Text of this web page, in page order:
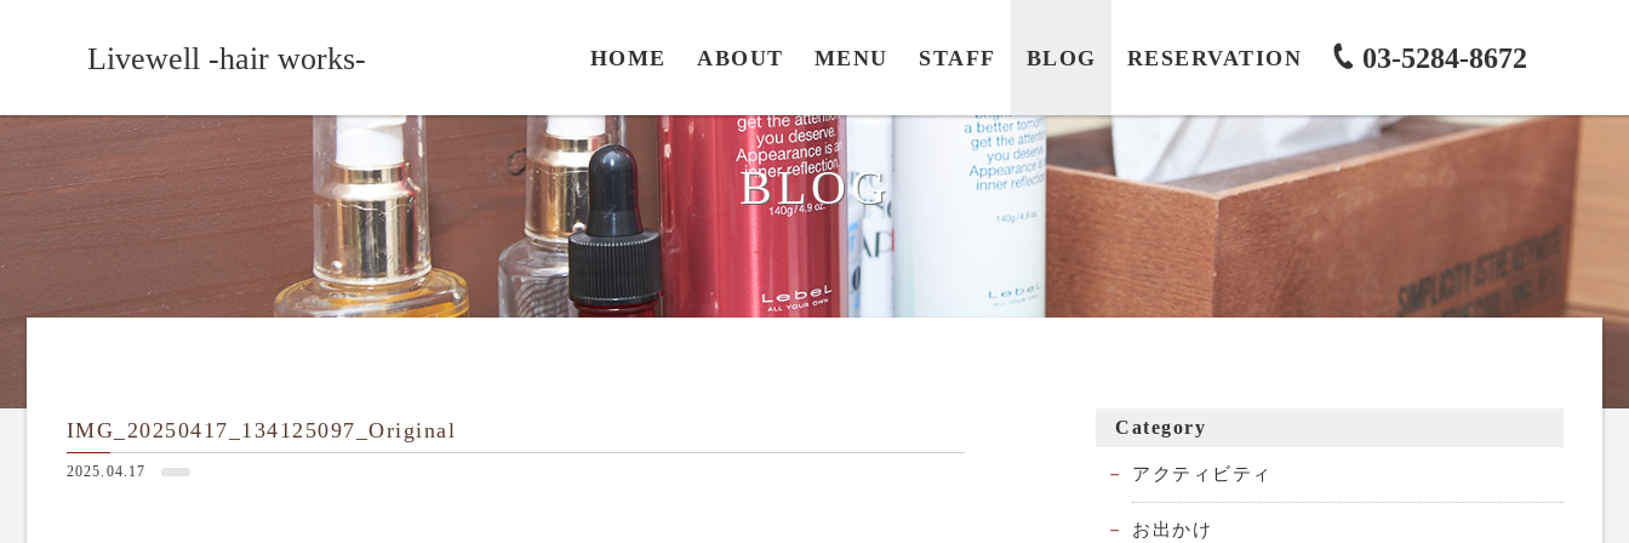
Livewell -hair works- HOME ABOUT MENU STAFF BLOG RESERVATION 03-5284-8672
BLOG
IMG_20250417_134125097_Original
2025.04.17
Category
アクティビティ
お出かけ